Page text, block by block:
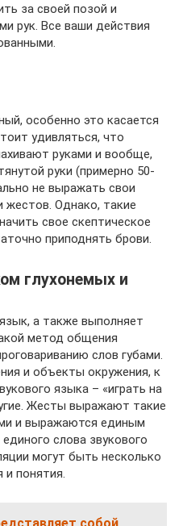
за своей позой и
рук. Все ваши действия
особенно это касается
удивляться, что
руками и вообще,
руки (примерно 50-
не выражать свои
Однако, такие
свое скептическое
приподнять брови.
глухонемых и
а также выполняет
метод общения
слов губами.
и объекты окружения, к
языка – «играть на
Жесты выражают такие
и выражаются единым
слова звукового
могут быть несколько
и понятия.